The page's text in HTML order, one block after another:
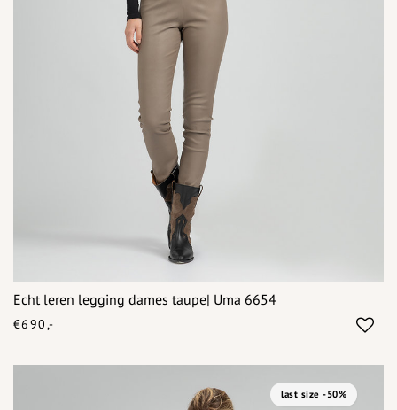
Echt leren legging dames taupe| Uma 6654
€690,-
last size -50%